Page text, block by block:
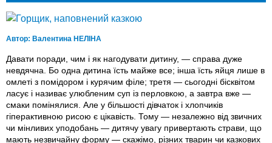
Автор: Валентина НЕЛІНА
Давати поради, чим і як нагодувати дитину, — справа дуже
невдячна. Бо одна дитина їсть майже все; інша їсть яйця лише в
омлетi з помідором і курячим філе; третя — сьогодні бісквітом
ласує і називає улюбленим суп iз перловкою, а завтра вже —
смаки помінялися. Але у більшості дівчаток і хлопчиків
гіперактивною рисою є цікавість. Тому — незалежно від звичних
чи мінливих уподобань — дитячу увагу привертають страви, що
мають незвичайну форму — скажімо, різних тварин чи казкових